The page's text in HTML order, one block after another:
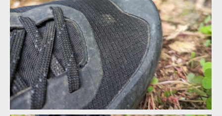
Ochrana prstů chodidla je výrazná, schytala na obou botách dost
zásahů
Ochrana prstů chodidla je výrazná, schytala na obou botách dost
zásahů